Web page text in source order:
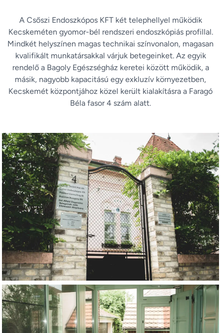
A Csőszi Endoszkópos KFT két telephellyel működik
Kecskeméten gyomor-bél rendszeri endoszkópiás profillal.
Mindkét helyszínen magas technikai színvonalon, magasan
kvalifikált munkatársakkal várjuk betegeinket. Az egyik
rendelő a Bagoly Egészségház keretei között működik, a
másik, nagyobb kapacitású egy exkluzív környezetben,
Kecskemét központjához közel került kialakításra a Faragó
Béla fasor 4 szám alatt.